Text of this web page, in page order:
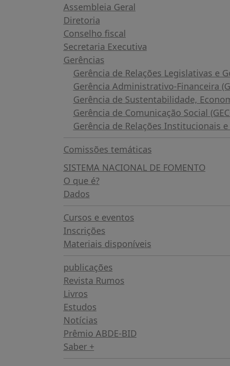
Assembleia Geral
Diretoria
Conselho fiscal
Secretaria Executiva
Gerências
Gerência de Relações Legislativas e
Gerência Administrativo-Financeira
Gerência de Sustentabilidade,
Gerência de Comunicação Social
Gerência de Relações Institucionais e
Comissões temáticas
SISTEMA NACIONAL DE FOMENTO
O que é?
Dados
Cursos e eventos
Inscrições
Materiais disponíveis
publicações
Revista Rumos
Livros
Estudos
Notícias
Prêmio ABDE-BID
Saber +